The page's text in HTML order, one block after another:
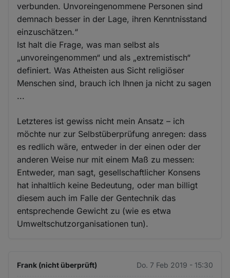
verbunden. Unvoreingenommene Personen sind
demnach besser in der Lage, ihren Kenntnisstand
einzuschätzen.“
Ist halt die Frage, was man selbst als
„unvoreingenommen“ und als „extremistisch“
definiert. Was Atheisten aus Sicht religiöser
Menschen sind, brauch ich Ihnen ja nicht zu sagen
...
Letzteres ist gewiss nicht mein Ansatz – ich
möchte nur zur Selbstüberprüfung anregen: dass
es redlich wäre, entweder in der einen oder der
anderen Weise nur mit einem Maß zu messen:
Entweder, man sagt, gesellschaftlicher Konsens
hat inhaltlich keine Bedeutung, oder man billigt
diesem auch im Falle der Gentechnik das
entsprechende Gewicht zu (wie es etwa
Umweltschutzorganisationen tun).
Frank (nicht überprüft) Do. 7 Feb 2019 - 15:30